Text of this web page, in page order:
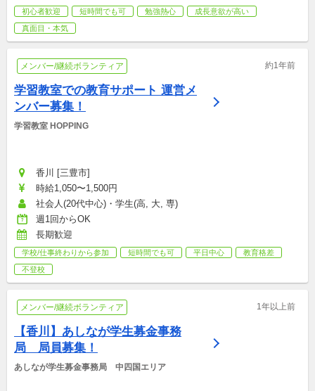
初心者歓迎 短時間でも可 勉強熱心
成長意欲が高い
真面目・本気
メンバー/継続ボランティア 約1年前
学習教室での教育サポート 運営メ
ンバー募集！
学習教室 HOPPING
香川 [三豊市]
時給1,050〜1,500円
社会人(20代中心)・学生(高, 大, 専)
週1回からOK
長期歓迎
学校/仕事終わりから参加 短時間でも可 平日中心
教育格差
不登校
メンバー/継続ボランティア 1年以上前
【香川】あしなが学生募金事務
局　局員募集！
あしなが学生募金事務局　中四国エリア